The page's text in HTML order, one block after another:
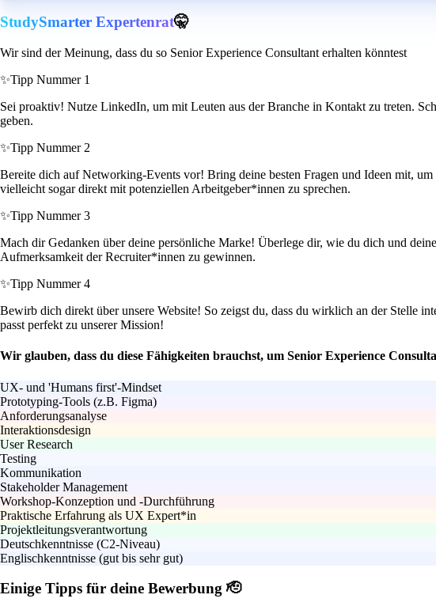
StudySmarter Expertenrat🤫
Wir sind der Meinung, dass du so Senior Experience Consultant erhalten könntest
✨Tipp Nummer 1
Sei proaktiv! Nutze LinkedIn, um mit Leuten aus der Branche in Kontakt zu treten.
geben.
✨Tipp Nummer 2
Bereite dich auf Networking-Events vor! Bring deine besten Fragen und Ideen mit,
vielleicht sogar direkt mit potenziellen Arbeitgeber*innen zu sprechen.
✨Tipp Nummer 3
Mach dir Gedanken über deine persönliche Marke! Überlege dir, wie du dich und
Aufmerksamkeit der Recruiter*innen zu gewinnen.
✨Tipp Nummer 4
Bewirb dich direkt über unsere Website! So zeigst du, dass du wirklich an der Stelle
passt perfekt zu unserer Mission!
Wir glauben, dass du diese Fähigkeiten brauchst, um Senior Experience
UX- und 'Humans first'-Mindset
Prototyping-Tools (z.B. Figma)
Anforderungsanalyse
Interaktionsdesign
User Research
Testing
Kommunikation
Stakeholder Management
Workshop-Konzeption und -Durchführung
Praktische Erfahrung als UX Expert*in
Projektleitungsverantwortung
Deutschkenntnisse (C2-Niveau)
Englischkenntnisse (gut bis sehr gut)
Einige Tipps für deine Bewerbung 🫡